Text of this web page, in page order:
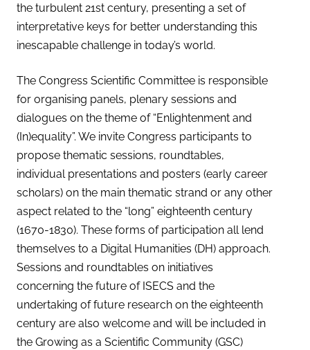
the turbulent 21st century, presenting a set of
interpretative keys for better understanding this
inescapable challenge in today’s world.
The Congress Scientific Committee is responsible
for organising panels, plenary sessions and
dialogues on the theme of “Enlightenment and
(In)equality”. We invite Congress participants to
propose thematic sessions, roundtables,
individual presentations and posters (early career
scholars) on the main thematic strand or any other
aspect related to the “long” eighteenth century
(1670-1830). These forms of participation all lend
themselves to a Digital Humanities (DH) approach.
Sessions and roundtables on initiatives
concerning the future of ISECS and the
undertaking of future research on the eighteenth
century are also welcome and will be included in
the Growing as a Scientific Community (GSC)